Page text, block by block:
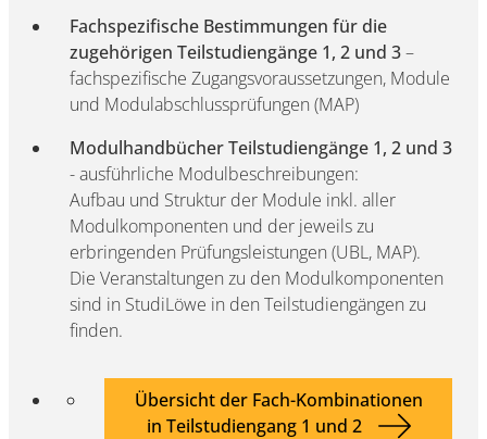
Fachspezifische Bestimmungen für die
zugehörigen Teilstudiengänge 1, 2 und 3–
fachspezifische Zugangsvoraussetzungen, Module
und Modulabschlussprüfungen (MAP)
ModulhandbücherTeilstudiengänge 1, 2 und 3
- ausführliche Modulbeschreibungen:
Aufbau und Struktur der Module inkl. aller
Modulkomponenten und der jeweils zu
erbringenden Prüfungsleistungen (UBL, MAP).
Die Veranstaltungen zu den Modulkomponenten
sind in StudiLöwe in den Teilstudiengängen zu
finden.
Übersicht der Fach-Kombinationen
in Teilstudiengang 1 und 2